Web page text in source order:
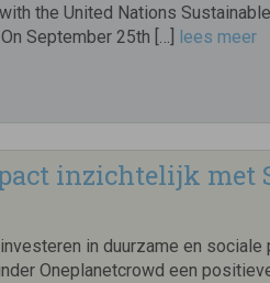
the United Nations
September 25th […] lees meer
inzichtelijk met
in duurzame en sociale
Oneplanetcrowd een